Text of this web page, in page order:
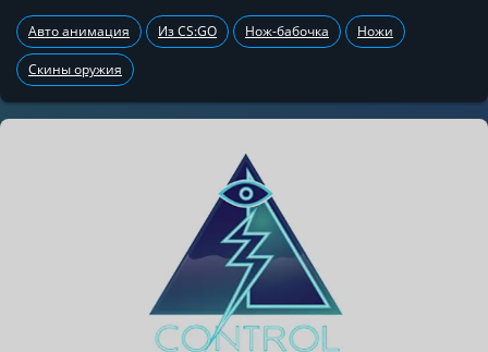
Авто анимация Из CS:GO Нож-бабочка Ножи
Скины оружия